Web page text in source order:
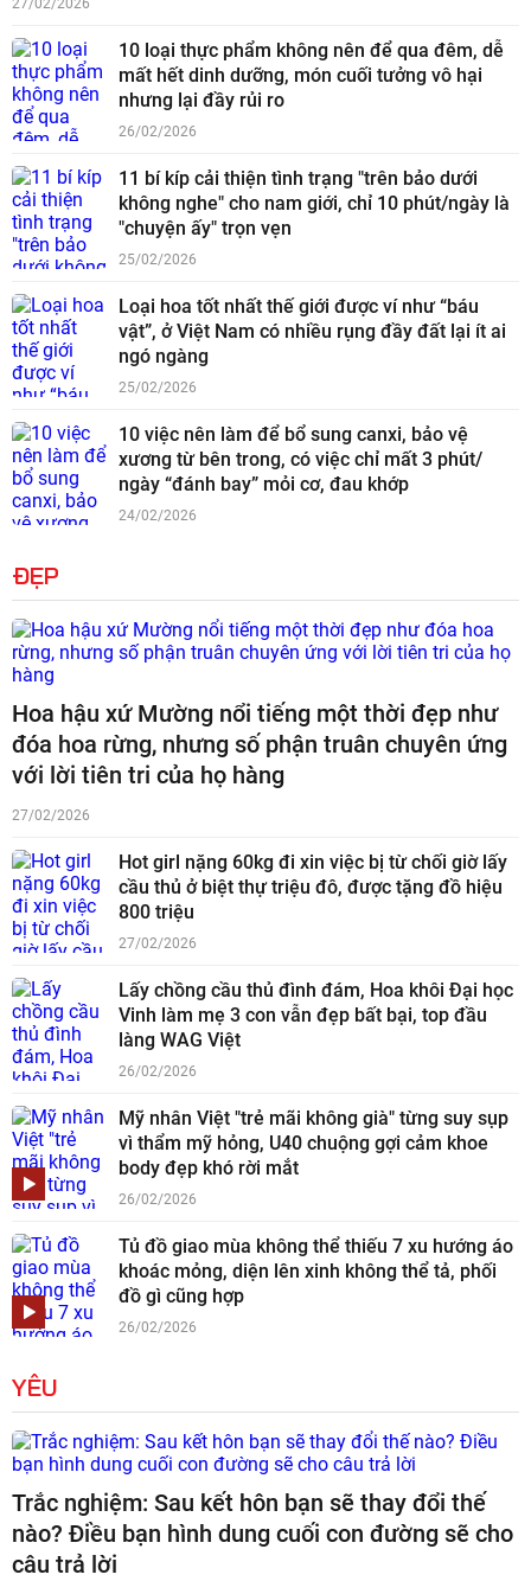
27/02/2026
10 loại thực phẩm không nên để qua đêm, dễ
mất hết dinh dưỡng, món cuối tưởng vô hại
nhưng lại đầy rủi ro
26/02/2026
11 bí kíp cải thiện tình trạng "trên bảo dưới
không nghe" cho nam giới, chỉ 10 phút/ngày là
"chuyện ấy" trọn vẹn
25/02/2026
Loại hoa tốt nhất thế giới được ví như “báu
vật”, ở Việt Nam có nhiều rụng đầy đất lại ít ai
ngó ngàng
25/02/2026
10 việc nên làm để bổ sung canxi, bảo vệ
xương từ bên trong, có việc chỉ mất 3 phút/
ngày “đánh bay” mỏi cơ, đau khớp
24/02/2026
ĐẸP
Hoa hậu xứ Mường nổi tiếng một thời đẹp như
đóa hoa rừng, nhưng số phận truân chuyên ứng
với lời tiên tri của họ hàng
27/02/2026
Hot girl nặng 60kg đi xin việc bị từ chối giờ lấy
cầu thủ ở biệt thự triệu đô, được tặng đồ hiệu
800 triệu
27/02/2026
Lấy chồng cầu thủ đình đám, Hoa khôi Đại học
Vinh làm mẹ 3 con vẫn đẹp bất bại, top đầu
làng WAG Việt
26/02/2026
Mỹ nhân Việt "trẻ mãi không già" từng suy sụp
vì thẩm mỹ hỏng, U40 chuộng gợi cảm khoe
body đẹp khó rời mắt
26/02/2026
Tủ đồ giao mùa không thể thiếu 7 xu hướng áo
khoác mỏng, diện lên xinh không thể tả, phối
đồ gì cũng hợp
26/02/2026
YÊU
Trắc nghiệm: Sau kết hôn bạn sẽ thay đổi thế
nào? Điều bạn hình dung cuối con đường sẽ cho
câu trả lời